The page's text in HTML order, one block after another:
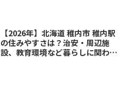
【2026年】北海道 稚内市 稚内駅
の住みやすさは？治安・周辺施
設、教育環境など暮らしに関わる